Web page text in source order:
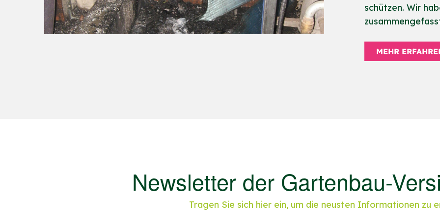
schützen. Wir
MEHR
Newsletter der Gartenbau-
Tragen Sie sich hier ein, um die neusten Informationen zu